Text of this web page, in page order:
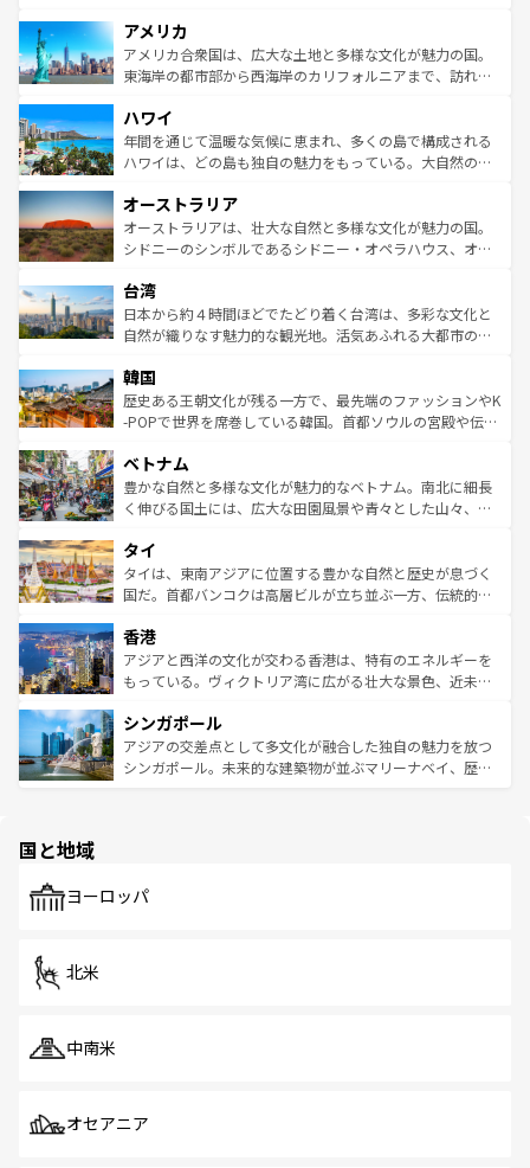
ンツ一覧を参照してほしい。
の建物がそのまま残る町や、スイスならではのユニークな
博物館もあり、アルプス観光だけでなく町歩きも満喫する
ことができる。国民の所得が高いため物価も高いが、旅行
ば市内交通費無料で観光を楽しむこともできる。 なお、新
着のスイス情報はコンテンツ一覧 を参照してほしい。
アメリカ
アメリカ合衆国は、広大な土地と多様な文化が魅力の国。
東海岸の都市部から西海岸のカリフォルニアまで、訪れる
のような巨大都市は、観光、ショッピング、エンターテイ
ンメントが詰まった刺激的なスポットだ。一方、アメリカ
西部には大自然が広がり、グランドキャニオンやイエロー
部のニューオーリンズでは、音楽と美食が融合した独特の
文化が魅力。旅行者はアメリカの各地域で異なる魅力を楽
しみながら、その多様性と豊かな歴史を感じることができ
ならではの贅沢な旅のスタイルだ。 なお、新着のアメリカ
情報はコンテンツ一覧を参照してほしい。
ハワイ
年間を通じて温暖な気候に恵まれ、多くの島で構成される
ハワイは、どの島も独自の魅力をもっている。大自然の神
ワイ島は見逃せない。また、定番の観光地といえばオアフ
島だが、静かな自然を求めるならマウイ島やカウアイ島が
おすすめ。エメラルドグリーンに輝く海をはじめ、豊かな
れるおもてなしの心で訪れる人々を迎えてくれるハワイの
人々、おいしいローカルフードやハワイアンミュージッ
ク、伝統的なフラダンスなど、すべてがハワイの魅力を彩
ワイを、存分に味わってほしい。 なお、新着のハワイ情報
はコンテンツ一覧を参照してほしい。
オーストラリア
オーストラリアは、壮大な自然と多様な文化が魅力の国。
シドニーのシンボルであるシドニー・オペラハウス、オー
リアリーフや大陸中央部にそびえるウルル（エアーズロッ
ク）、タスマニアの美しい原生林やケアンズの熱帯雨林な
ど、見どころがたくさん。また、カフェやワイン、オージ
いる。アクティビティも充実しており、サーフィンやダイ
ビング、ハイキングなど、アウトドア好きにはたまらな
い。オーストラリアの多彩な魅力を存分に味わいつくそ
参照してほしい。
台湾
日本から約４時間ほどでたどり着く台湾は、多彩な文化と
自然が織りなす魅力的な観光地。活気あふれる大都市の台
ン）、静ひつな山岳地帯である台湾東部など、都市の喧騒
と山間の静けさが共存しており、訪れる人に新しい発見と
驚きをもたらしてくれる。また、奥深い台湾の食文化も魅
容にもいいと評判のスイーツなど、バラエティ豊かな料理
が味わえる。 なお、新着の台湾情報は コンテンツ一覧を参
照してほしい。
韓国
歴史ある王朝文化が残る一方で、最先端のファッションやK
-POPで世界を席巻している韓国。首都ソウルの宮殿や伝統
き、地方に足を延ばせば四季折々の自然美を楽しむことが
できる。そして、キムチや焼肉、絶品のストリートフード
まで、さまざまな韓国料理が待っている。夜には、韓国な
リティに包まれながら、韓国の多彩な魅力を心ゆくまで味
わってみてほしい。 なお、新着の韓国情報はコンテンツ一
覧を参照してほしい。
ベトナム
豊かな自然と多様な文化が魅力的なベトナム。南北に細長
く伸びる国土には、広大な田園風景や青々とした山々、世
急速な発展と共に伝統が息づく。ハノイの古い町並みやホ
ーチミン市のフランス統治時代の建物も、独特の雰囲気を
醸し出している。また、バラエティの豊かさとおいしさで
とつ。フォーやバインミー、ベトナムコーヒーなどは、ぜ
ひ現地で味わいたい。どの地域を訪れてもあたたかい人々
が旅行者を迎えてくれるので、きっと忘れられない旅にな
参照してほしい。
タイ
タイは、東南アジアに位置する豊かな自然と歴史が息づく
国だ。首都バンコクは高層ビルが立ち並ぶ一方、伝統的な
の活気が交差している。北部ではチェンマイなどの山岳地
帯で自然と触れ合い、南部ではプーケットやクラビの美し
いビーチでリゾート気分を楽しむことができる。タイ料理
激する。気候は一年中温暖で、どの季節にも異なる楽しみ
が待っている。親しみやすいタイの人々、仏教を中心とし
た文化、そして多様な観光資源が、訪れる旅人を魅了し続
香港
アジアと西洋の文化が交わる香港は、特有のエネルギーを
もっている。ヴィクトリア湾に広がる壮大な景色、近未来
み、どこを訪れても感動するはず。観光スポットが密集し
ており、効率よく見どころを回れるのも魅力。息をのむよ
うな絶景から文化的な体験まで、香港を存分に楽しみ尽く
シンガポール
アジアの交差点として多文化が融合した独自の魅力を放つ
シンガポール。未来的な建築物が並ぶマリーナベイ、歴史
で、ホーカーズは地元の風情を楽しめる外せないスポット
国と地域
ヨーロッパ
北米
中南米
オセアニア